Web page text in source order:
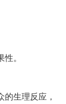
。
生理反应，